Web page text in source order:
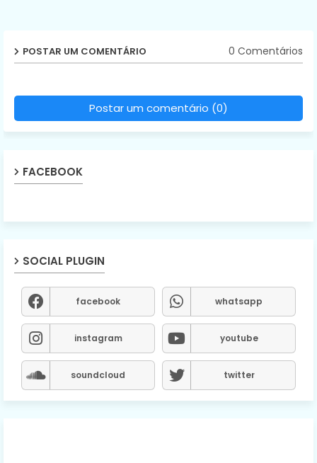
POSTAR UM COMENTÁRIO 0 Comentários
Postar um comentário (0)
FACEBOOK
SOCIAL PLUGIN
facebook whatsapp
instagram youtube
soundcloud twitter